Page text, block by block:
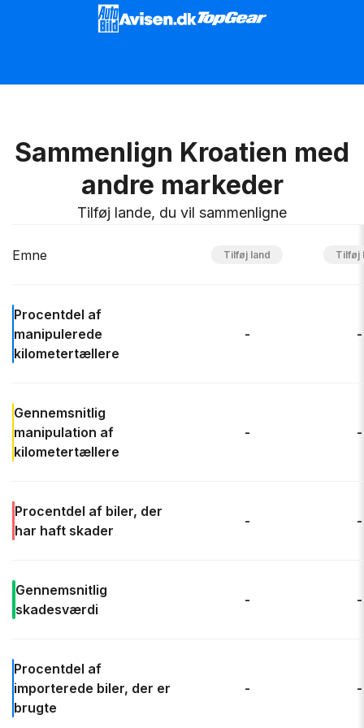
Sammenlign Kroatien med
andre markeder
Tilføj lande, du vil sammenligne
Emne
Procentdel af
manipulerede
kilometertællere
- -
Gennemsnitlig
manipulation af
kilometertællere
- -
Procentdel af biler, der
har haft skader
- -
Gennemsnitlig
skadesværdi
- -
Procentdel af
importerede biler, der er
brugte
- -